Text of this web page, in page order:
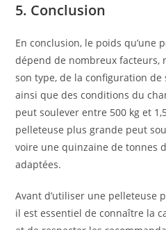
5. Conclusion
En conclusion, le poids qu’une
dépend de nombreux facteurs,
son type, de la configuration de
ainsi que des conditions du
peut soulever entre 500 kg et
pelleteuse plus grande peut
voire une quinzaine de tonnes
adaptées.
Avant d’utiliser une pelleteuse
il est essentiel de connaître la